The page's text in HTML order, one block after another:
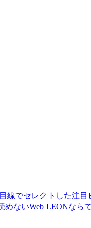
線でセレクトした注
ないWeb LEONなら